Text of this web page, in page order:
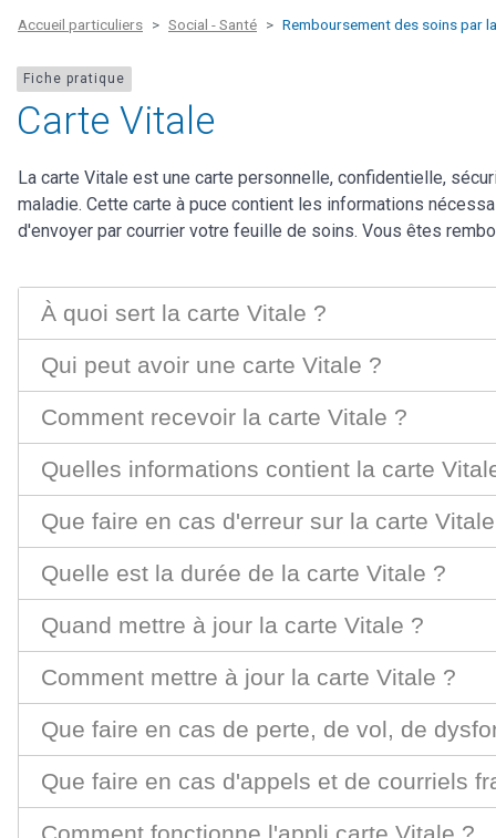
Accueil particuliers Social - Santé Remboursement des soins par
Fiche pratique
Carte Vitale
La carte Vitale est une carte personnelle, confidentielle,
maladie. Cette carte à puce contient les informations
d'envoyer par courrier votre feuille de soins. Vous êtes
À quoi sert la carte Vitale ?
Qui peut avoir une carte Vitale ?
Comment recevoir la carte Vitale ?
Quelles informations contient la carte
Que faire en cas d'erreur sur la carte
Quelle est la durée de la carte Vitale ?
Quand mettre à jour la carte Vitale ?
Comment mettre à jour la carte Vitale ?
Que faire en cas de perte, de vol, de
Que faire en cas d'appels et de courriels